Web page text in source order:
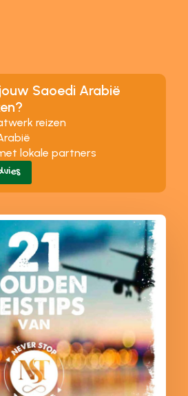
Saoedi Arabië
reizen
lokale partners